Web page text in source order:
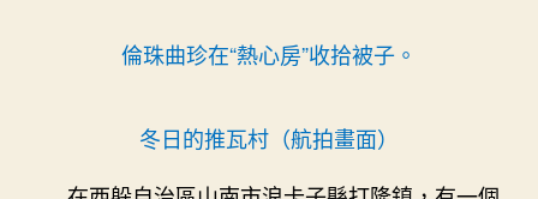
倫珠曲珍在“熱心房”收拾被子。
冬日的推瓦村（航拍畫面）